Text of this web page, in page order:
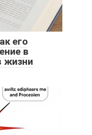
его
в
жизни